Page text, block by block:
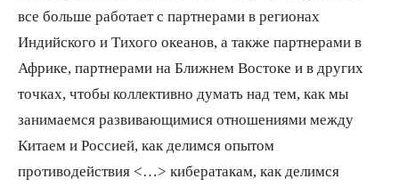
все больше работает с партнерами в регионах
Индийского и Тихого океанов, а также партнерами в
Африке, партнерами на Ближнем Востоке и в других
точках, чтобы коллективно думать над тем, как мы
занимаемся развивающимися отношениями между
Китаем и Россией, как делимся опытом
противодействия <…> кибератакам, как делимся